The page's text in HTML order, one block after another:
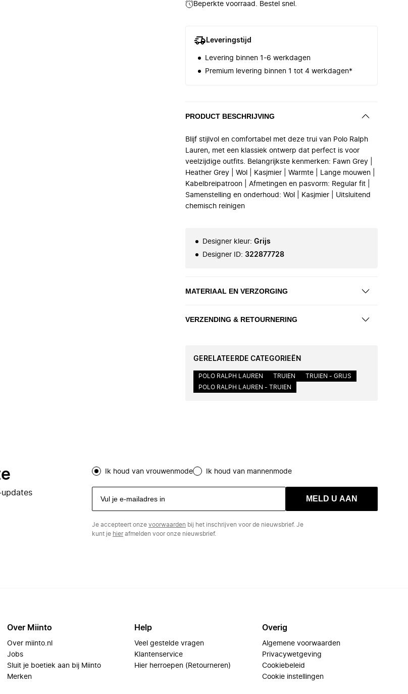
Beperkte voorraad. Bestel snel.
Leveringstijd
Levering binnen 1-6 werkdagen
Premium levering binnen 1 tot 4 werkdagen*
PRODUCT BESCHRIJVING
Blijf stijlvol en comfortabel met deze trui van Polo Ralph
Lauren, met een klassiek ontwerp dat perfect is voor
veelzijdige outfits. Belangrijkste kenmerken: Fawn Grey |
Heather Grey | Wol | Kasjmier | Warmte | Lange mouwen |
Kabelbreipatroon | Afmetingen en pasvorm: Regular fit |
Samenstelling en onderhoud: Wol | Kasjmier | Uitsluitend
chemisch reinigen
Designer kleur: Grijs
Designer ID: 322877728
MATERIAAL EN VERZORGING
VERZENDING & RETOURNERING
GERELATEERDE CATEGORIEËN
POLO RALPH LAUREN TRUIEN
TRUIEN - GRIJS
POLO RALPH LAUREN - TRUIEN
Ik houd van vrouwenmode Ik houd van mannenmode
MELD U AAN
Je accepteert onze voorwaarden bij het inschrijven voor de nieuwsbrief. Je
kunt je hierafmelden voor onze nieuwsbrief.
Over Miinto
Over miinto.nl
Jobs
Sluit je boetiek aan bij Miinto
Merken
Help
Veel gestelde vragen
Klantenservice
Hier herroepen (Retourneren)
Overig
Algemene voorwaarden
Privacywetgeving
Cookiebeleid
Cookie instellingen